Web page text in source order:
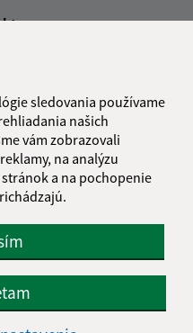
sledovania používame
našich
vám zobrazovali
na analýzu
a na pochopenie
Oľšany
230